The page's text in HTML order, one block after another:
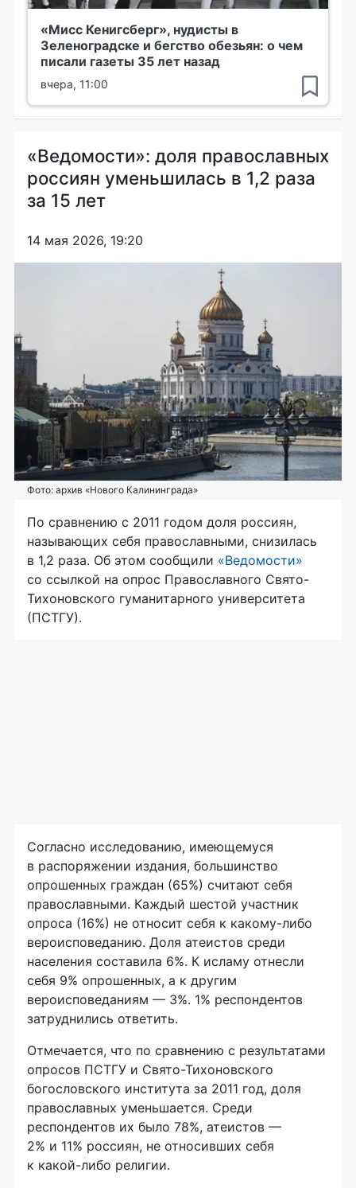
«Мисс Кенигсберг», нудисты в
Зеленоградске и бегство обезьян: о чем
писали газеты 35 лет назад
вчера, 11:00
«Ведомости»: доля православных
россиян уменьшилась в 1,2 раза
за 15 лет
14 мая 2026, 19:20
Фото: архив «Нового Калининграда»
По сравнению с 2011 годом доля россиян,
называющих себя православными, снизилась
в 1,2 раза. Об этом сообщили «Ведомости»
со ссылкой на опрос Православного Свято-
Тихоновского гуманитарного университета
(ПСТГУ).
Согласно исследованию, имеющемуся
в распоряжении издания, большинство
опрошенных граждан (65%) считают себя
православными. Каждый шестой участник
опроса (16%) не относит себя к какому-либо
вероисповеданию. Доля атеистов среди
населения составила 6%. К исламу отнесли
себя 9% опрошенных, а к другим
вероисповеданиям — 3%. 1% респондентов
затруднились ответить.
Отмечается, что по сравнению с результатами
опросов ПСТГУ и Свято-Тихоновского
богословского института за 2011 год, ​​доля
православных уменьшается. Среди
респондентов их было 78%, атеистов —
2% и 11% россиян, не относивших себя
к какой-либо религии.